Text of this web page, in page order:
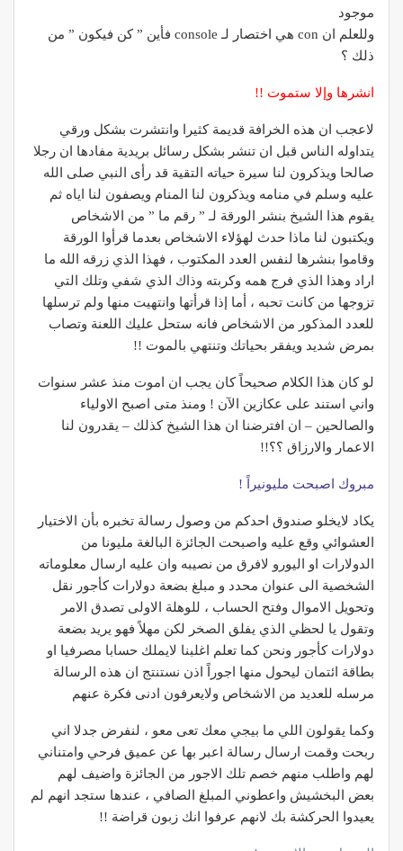
موجود
وللعلم ان con هي اختصار لـ console فأين ” كن فيكون ” من
ذلك ؟
انشرها وإلا ستموت !!
لاعجب ان هذه الخرافة قديمة كثيرا وانتشرت بشكل ورقي
يتداوله الناس قبل ان تنشر بشكل رسائل بريدية مفادها ان رجلا
صالحا ويذكرون لنا سيرة حياته التقية قد رأى النبي صلى الله
عليه وسلم في منامه ويذكرون لنا المنام ويصفون لنا اياه ثم
يقوم هذا الشيخ بنشر الورقة لـ ” رقم ما ” من الاشخاص
ويكتبون لنا ماذا حدث لهؤلاء الاشخاص بعدما قرأوا الورقة
وقاموا بنشرها لنفس العدد المكتوب ، فهذا الذي زرقه الله ما
اراد وهذا الذي فرج همه وكربته وذاك الذي شفي وتلك التي
تزوجها من كانت تحبه ، أما إذا قرأتها وانتهيت منها ولم ترسلها
للعدد المذكور من الاشخاص فانه ستحل عليك اللعنة وتصاب
بمرض شديد ويفقر بحياتك وتنتهي بالموت !!
لو كان هذا الكلام صحيحاً كان يجب ان اموت منذ عشر سنوات
واني استند على عكازين الآن ! ومنذ متى اصبح الاولياء
والصالحين – ان افترضنا ان هذا الشيخ كذلك – يقدرون لنا
الاعمار والارزاق ؟؟!!
مبروك اصبحت مليونيراً !
يكاد لايخلو صندوق احدكم من وصول رسالة تخبره بأن الاختيار
العشوائي وقع عليه واصبحت الجائزة البالغة مليونا من
الدولارات او اليورو لافرق من نصيبه وان عليه ارسال معلوماته
الشخصية الى عنوان محدد و مبلغ بضعة دولارات كأجور نقل
وتحويل الاموال وفتح الحساب ، للوهلة الاولى تصدق الامر
وتقول يا لحظي الذي يفلق الصخر لكن مهلاً فهو يريد بضعة
دولارات كأجور ونحن كما تعلم اغلبنا لايملك حسابا مصرفيا او
بطاقة ائتمان ليحول منها اجوراً اذن نستنتج ان هذه الرسالة
مرسله للعديد من الاشخاص ولايعرفون ادنى فكرة عنهم
وكما يقولون اللي ما بيجي معك تعى معو ، لنفرض جدلا اني
ربحت وقمت ارسال رسالة اعبر بها عن عميق فرحي وامتناني
لهم واطلب منهم خصم تلك الاجور من الجائزة واضيف لهم
بعض البخشيش واعطوني المبلغ الصافي ، عندها ستجد انهم لم
يعيدوا الحركشة بك لانهم عرفوا انك زبون قراضة !!